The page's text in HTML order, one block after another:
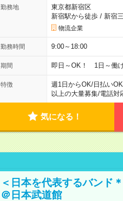
勤務地
東京都新宿区
新宿駅から徒歩/ 新宿
物流企業
勤務時間 9:00～18:00
期間 即日～OK！ 1日～働け
特徴 週1日からOK/日払いOK
以上の大量募集/電話対
気になる！
＜日本を代表するバンド
＠日本武道館